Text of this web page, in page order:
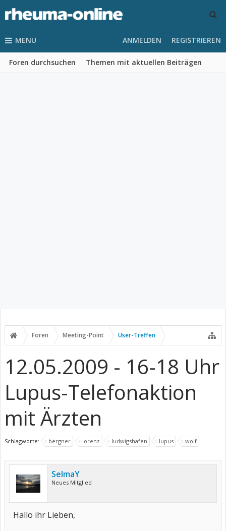
MENU
Foren durchsuchen Themen mit aktuellen Beiträgen
ANMELDEN REGISTRIEREN
Foren Meeting-Point User-Treffen
12.05.2009 - 16-18 Uhr
Lupus-Telefonaktion
mit Ärzten
Schlagworte: bergner lorenz ludwigshafen lupus wolf
SelmaY
Neues Mitglied
Hallo ihr Lieben,